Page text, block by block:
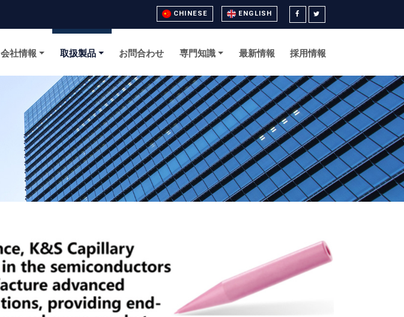
CHINESE ENGLISH
会社情報 取扱製品 お問合わせ 専門知識 最新情報 採用情報